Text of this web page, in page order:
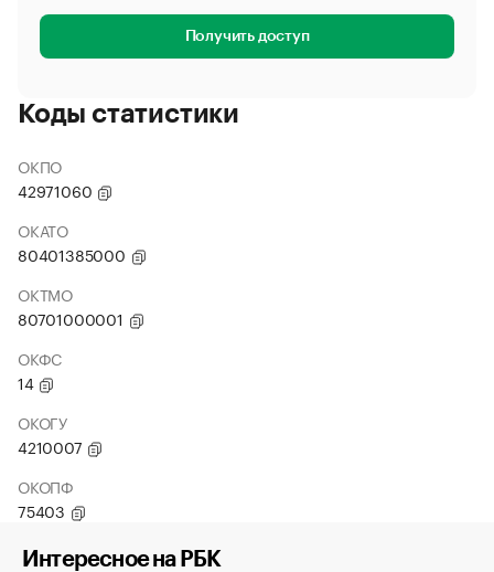
Получить доступ
Коды статистики
ОКПО
42971060
ОКАТО
80401385000
ОКТМО
80701000001
ОКФС
14
ОКОГУ
4210007
ОКОПФ
75403
Интересное на РБК